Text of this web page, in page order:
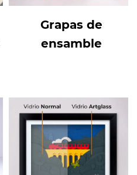
Grapas de
ensamble